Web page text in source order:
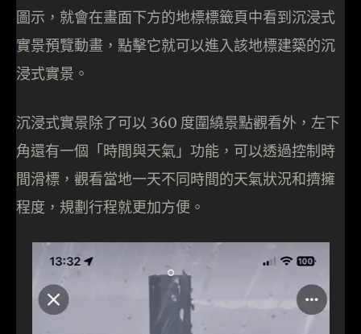
圖示，就會在畫面下方的地標標籤頁中看到沉浸式
實景預覽動畫，點擊它就可以進入該地標建築的沉
浸式實景。
沉浸式實景除了可以 360 度圍繞景點觀看外，左下
角還有一個「時間與天氣」功能，可以透過控制時
間滑標，觀看當地一天不同時間的天氣狀況和擠擁
程度，規劃行程就更加方便。